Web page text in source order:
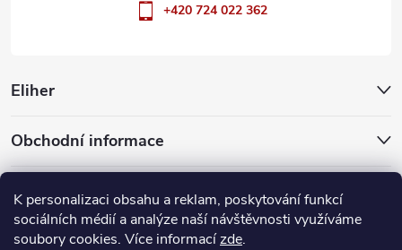
K personalizaci obsahu a reklam, poskytování funkcí
sociálních médií a analýze naší návštěvnosti využíváme
soubory cookies. Více informacízde.
Eliher
Obchodní informace
Partnerské weby
+420 724 022 362